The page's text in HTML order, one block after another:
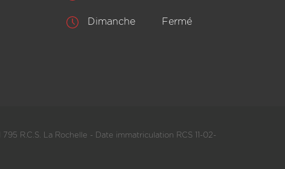
Dimanche Fermé
R.C.S. La Rochelle - Date immatriculation RCS 11-02-